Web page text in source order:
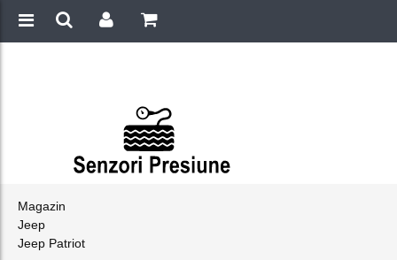
Magazin
Jeep
Jeep Patriot